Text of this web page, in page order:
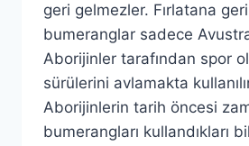
geri gelmezler. Fırlatana
bumeranglar sadece
Aborijinler tarafından spor
sürülerini avlamakta
Aborijinlerin tarih öncesi
bumerangları kullandıkları